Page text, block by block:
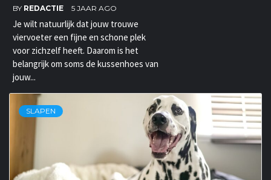
BY REDACTIE 5 JAAR AGO
Je wilt natuurlijk dat jouw trouwe
viervoeter een fijne en schone plek
voor zichzelf heeft. Daarom is het
belangrijk om soms de kussenhoes van
jouw...
SLAPEN